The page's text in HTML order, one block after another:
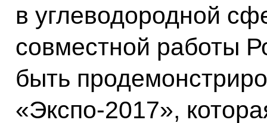
в углеводородной
совместной работы
быть
«Экспо-2017»,